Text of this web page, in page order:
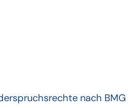
nach BMG